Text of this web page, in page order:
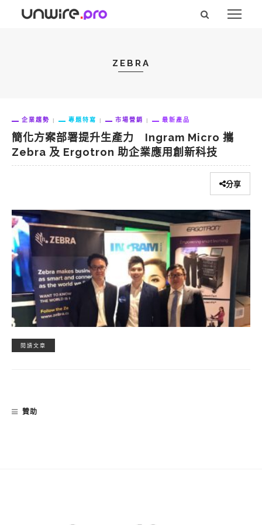
ZEBRA
企業趨勢 專題特寫 市場營銷 最新產品
簡化方案部署提升生產力 Ingram Micro 攜
Zebra 及 Ergotron 助企業應用創新科技
分享
閱讀文章
贊助